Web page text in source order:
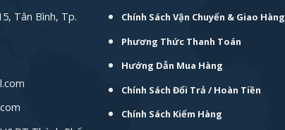
Tân Bình, Tp.
Chính Sách Vận Chuyển & Giao Hàng
Phương Thức Thanh Toán
Hướng Dẫn Mua Hàng
Chính Sách Đổi Trả / Hoàn Tiền
Chính Sách Kiểm Hàng